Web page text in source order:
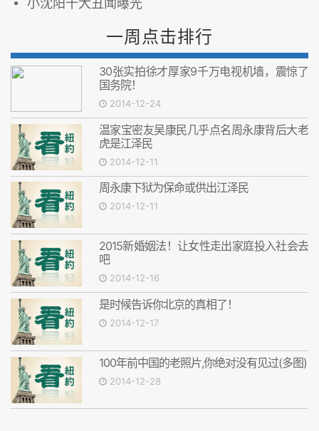
小沈阳十大丑闻曝光
一周点击排行
30张实拍徐才厚家9千万电视机墙，震惊了
国务院！
2014-12-24
温家宝密友吴康民几乎点名周永康背后大老
虎是江泽民
2014-12-11
周永康下狱为保命或供出江泽民
2014-12-11
2015新婚姻法！让女性走出家庭投入社会去
吧
2014-12-16
是时候告诉你北京的真相了！
2014-12-17
100年前中国的老照片,你绝对没有见过(多图)
2014-12-28